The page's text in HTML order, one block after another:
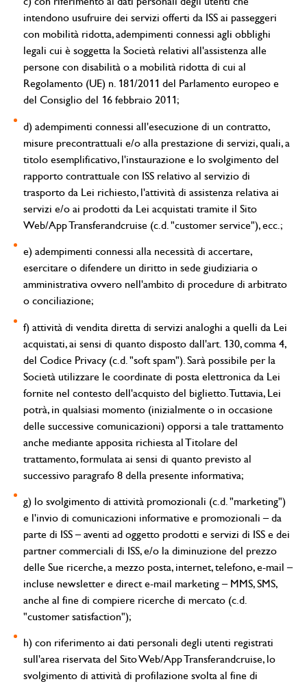
intendono usufruire dei servizi offerti da ISS ai passeggeri
con mobilità ridotta, adempimenti connessi agli obblighi
legali cui è soggetta la Società relativi all'assistenza alle
persone con disabilità o a mobilità ridotta di cui al
Regolamento (UE) n. 181/2011 del Parlamento europeo e
del Consiglio del 16 febbraio 2011;
d) adempimenti connessi all'esecuzione di un contratto,
misure precontrattuali e/o alla prestazione di servizi, quali, a
titolo esemplificativo, l'instaurazione e lo svolgimento del
rapporto contrattuale con ISS relativo al servizio di
trasporto da Lei richiesto, l'attività di assistenza relativa ai
servizi e/o ai prodotti da Lei acquistati tramite il Sito
Web/App Transferandcruise (c.d. "customer service"), ecc.;
e) adempimenti connessi alla necessità di accertare,
esercitare o difendere un diritto in sede giudiziaria o
amministrativa ovvero nell'ambito di procedure di arbitrato
o conciliazione;
f) attività di vendita diretta di servizi analoghi a quelli da Lei
acquistati, ai sensi di quanto disposto dall'art. 130, comma 4,
del Codice Privacy (c.d. "soft spam"). Sarà possibile per la
Società utilizzare le coordinate di posta elettronica da Lei
fornite nel contesto dell'acquisto del biglietto. Tuttavia, Lei
potrà, in qualsiasi momento (inizialmente o in occasione
delle successive comunicazioni) opporsi a tale trattamento
anche mediante apposita richiesta al Titolare del
trattamento, formulata ai sensi di quanto previsto al
successivo paragrafo 8 della presente informativa;
g) lo svolgimento di attività promozionali (c.d. "marketing")
e l'invio di comunicazioni informative e promozionali – da
parte di ISS – aventi ad oggetto prodotti e servizi di ISS e dei
partner commerciali di ISS, e/o la diminuzione del prezzo
delle Sue ricerche, a mezzo posta, internet, telefono, e-mail –
incluse newsletter e direct e-mail marketing – MMS, SMS,
anche al fine di compiere ricerche di mercato (c.d.
"customer satisfaction");
h) con riferimento ai dati personali degli utenti registrati
sull'area riservata del Sito Web/App Transferandcruise, lo
svolgimento di attività di profilazione svolta al fine di